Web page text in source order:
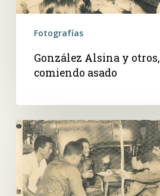
Fotografías
González Alsina y otros,
comiendo asado
Militares
comiendo
asado